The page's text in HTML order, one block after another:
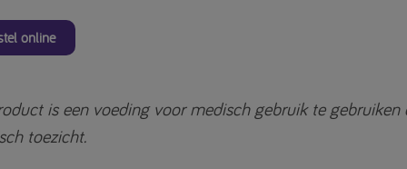
online
is een voeding voor medisch gebruik te gebruiken
toezicht.